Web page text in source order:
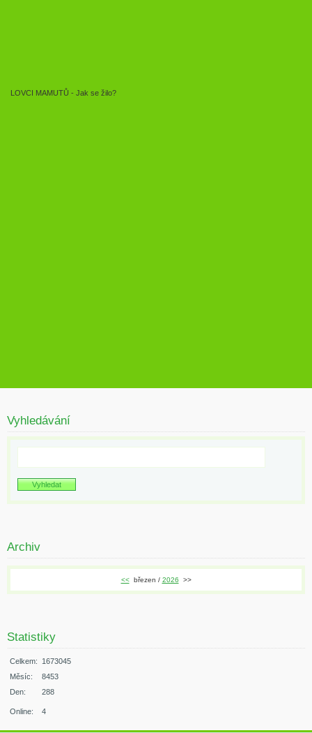
LOVCI MAMUTŮ - Jak se žilo?
Vyhledávání
Archiv
<< březen / 2026 >>
Statistiky
Online: 4
Celkem:
1673045
Měsíc:
8453
Den:
288